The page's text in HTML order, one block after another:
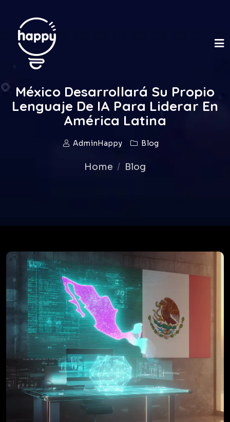
México Desarrollará Su Propio
Lenguaje De IA Para Liderar En
América Latina
AdminHappy Blog
Home Blog